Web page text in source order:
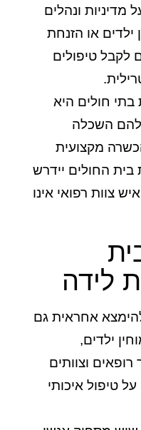
מדיניות ונהלים
ילדים או הזנחת
לקבל טיפולים
בתי חולים היא
להם השכלה
מקצועית
בית החולים יידרש
צוות רפואי אינו
לידה
אחראית גם
ילדים,
וצוותים
טיפול איכותי